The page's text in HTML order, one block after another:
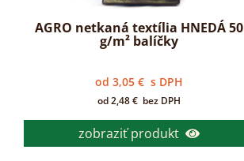
AGRO netkaná textília HNEDÁ 50
g/m² balíčky
od 3,05 € s DPH
od2,48€ bez DPH
zobraziť produkt